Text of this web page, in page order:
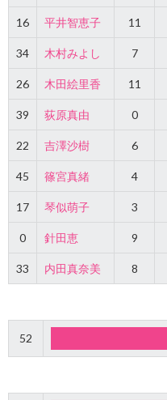
16 平井智恵子 11
34 木村みよし 7
26 木田絵里香 11
39 荻原真由 0
22 吉澤沙樹 6
45 篠宮真緒 4
17 琴似萌子 3
0 針田恵 9
33 内田真奈美 8
52